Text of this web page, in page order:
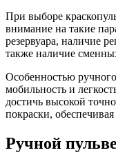
При выборе
внимание на такие
резервуара, наличие
также наличие
Особенностью ручного
мобильность и
достичь высокой
покраски,
Ручной